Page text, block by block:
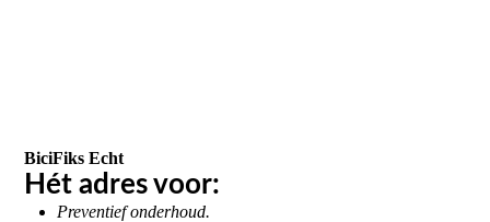
BiciFiks Echt
Hét adres voor:
Preventief onderhoud.